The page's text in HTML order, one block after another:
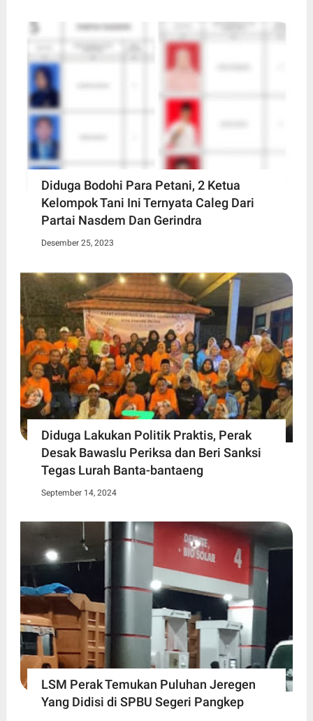
Diduga Bodohi Para Petani, 2 Ketua
Kelompok Tani Ini Ternyata Caleg Dari
Partai Nasdem Dan Gerindra
Desember 25, 2023
Diduga Lakukan Politik Praktis, Perak
Desak Bawaslu Periksa dan Beri Sanksi
Tegas Lurah Banta-bantaeng
September 14, 2024
LSM Perak Temukan Puluhan Jeregen
Yang Didisi di SPBU Segeri Pangkep